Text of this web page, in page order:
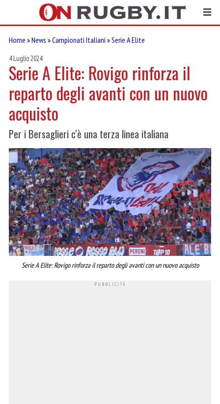
Home »News »Campionati Italiani »Serie A Elite
4 Luglio 2024
Serie A Elite: Rovigo rinforza il
reparto degli avanti con un nuovo
acquisto
Per i Bersaglieri c'è una terza linea italiana
Serie A Elite: Rovigo rinforza il reparto degli avanti con un nuovo acquisto